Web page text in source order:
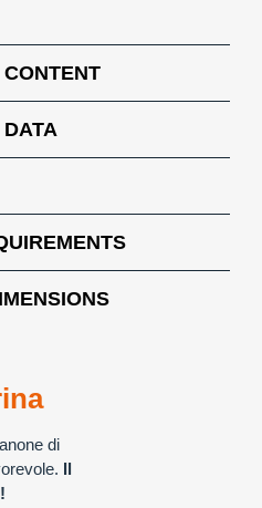
di
Il